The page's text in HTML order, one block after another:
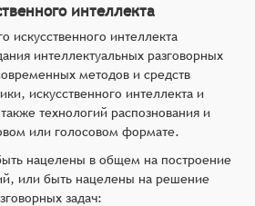
интеллекта
искусственного интеллекта
интеллектуальных разговорных
методов и средств
искусственного интеллекта и
технологий распознования и
или голосовом формате.
нацелены в общем на построение
или быть нацелены на решение
задач: